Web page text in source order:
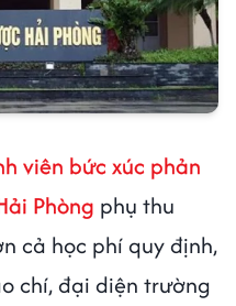
viên bức xúc phản
Phòng phụ thu
cả học phí quy định,
chí, đại diện trường